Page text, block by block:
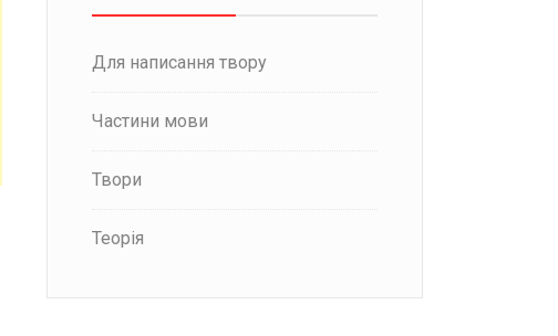
Для написання твору
Частини мови
Твори
Теорія